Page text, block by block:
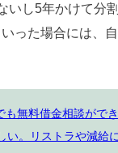
いし5年かけて分
った場合には、
も無料借金相談がで
い。リストラや減給